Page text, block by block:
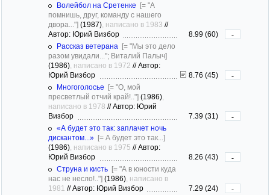
Волейбол на Сретенке [= "А
помнишь, друг, команду с нашего
двора..."] (1987) , написано в 1983 //
Автор: Юрий Визбор
8.99 (60)
-
Рассказ ветерана [= "Мы это дело
разом увидали..."; Виталий Палыч]
(1986) , написано в 1972 //Автор:
Юрий Визбор
8.76 (45)
-
Многоголосье [= "О, мой
пресветлый отчий край!.."] (1986)
написано в 1978 //Автор: Юрий
Визбор
7.39 (31)
-
«А будет это так: заплачет ночь
дискантом...» [= А будет это так...]
(1986) , написано в 1975 //Автор:
Юрий Визбор
8.26 (43)
-
Струна и кисть [= "А в юности куда
нас не несло!.."] (1986) , написано в
1981 //Автор: Юрий Визбор 7.29 (24)
-